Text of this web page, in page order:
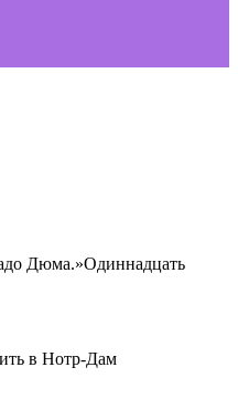
Дюма.»Одиннадцать
в Нотр-Дам